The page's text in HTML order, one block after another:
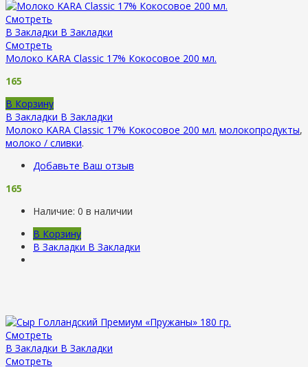
Смотреть
В Закладки В Закладки
Смотреть
Молоко KARA Classic 17% Кокосовое 200 мл.
165
В Корзину
В Закладки В Закладки
Молоко KARA Classic 17% Кокосовое 200 мл. молокопродукты,
молоко / сливки.
Добавьте Ваш отзыв
165
Наличие: 0 в наличии
В Корзину
В Закладки В Закладки
Смотреть
В Закладки В Закладки
Смотреть